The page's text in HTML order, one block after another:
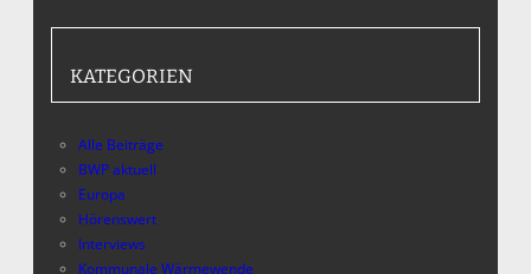
KATEGORIEN
Alle Beiträge
BWP aktuell
Europa
Hörenswert
Interviews
Kommunale Wärmewende